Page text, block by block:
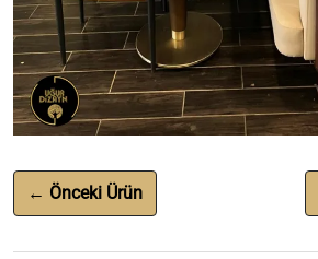
← Önceki Ürün